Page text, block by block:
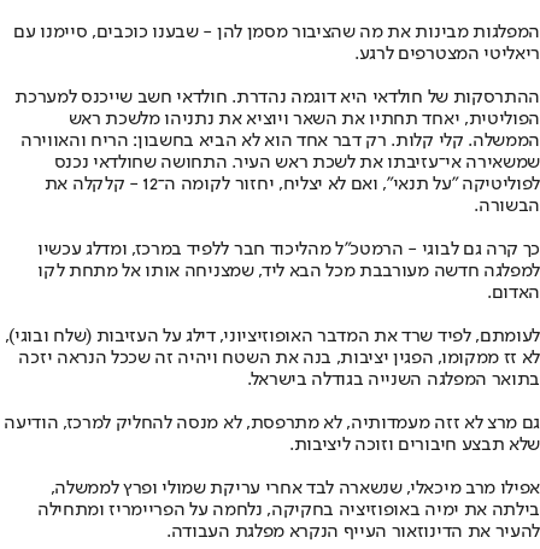
המפלגות מבינות את מה שהציבור מסמן להן - שבענו כוכבים, סיימנו עם
ריאליטי המצטרפים לרגע.
ההתרסקות של חולדאי היא דוגמה נהדרת. חולדאי חשב שייכנס למערכת
הפוליטית, יאחד תחתיו את השאר ויוציא את נתניהו מלשכת ראש
הממשלה. קלי קלות. רק דבר אחד הוא לא הביא בחשבון: הריח והאווירה
שמשאירה אי־עזיבתו את לשכת ראש העיר. התחושה שחולדאי נכנס
לפוליטיקה "על תנאי", ואם לא יצליח, יחזור לקומה ה־12 - קלקלה את
הבשורה.
כך קרה גם לבוגי - הרמטכ"ל מהליכוד חבר ללפיד במרכז, ומדלג עכשיו
למפלגה חדשה מעורבבת מכל הבא ליד, שמצניחה אותו אל מתחת לקו
האדום.
לעומתם, לפיד שרד את המדבר האופוזיציוני, דילג על העזיבות (שלח ובוגי),
לא זז ממקומו, הפגין יציבות, בנה את השטח ויהיה זה שככל הנראה יזכה
בתואר המפלגה השנייה בגודלה בישראל.
גם מרצ לא זזה מעמדותיה, לא מתרפסת, לא מנסה להחליק למרכז, הודיעה
שלא תבצע חיבורים וזוכה ליציבות.
אפילו מרב מיכאלי, שנשארה לבד אחרי עריקת שמולי ופרץ לממשלה,
בילתה את ימיה באופוזיציה בחקיקה, נלחמה על הפריימריז ומתחילה
להעיר את הדינוזאור העייף הנקרא מפלגת העבודה.